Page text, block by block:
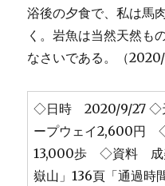
浴後の夕食で、私は馬
く。岩魚は当然天然も
なさいである。（2020/
◇日時 2020/9/27
ープウェイ2,600円
13,000歩 ◇資料 成
嶽山」136頁「通過時